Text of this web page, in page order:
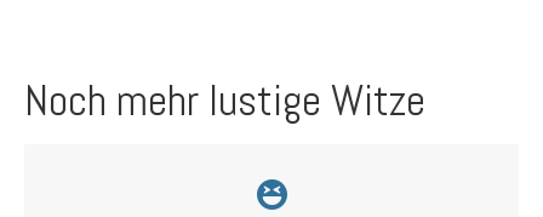
Noch mehr lustige Witze